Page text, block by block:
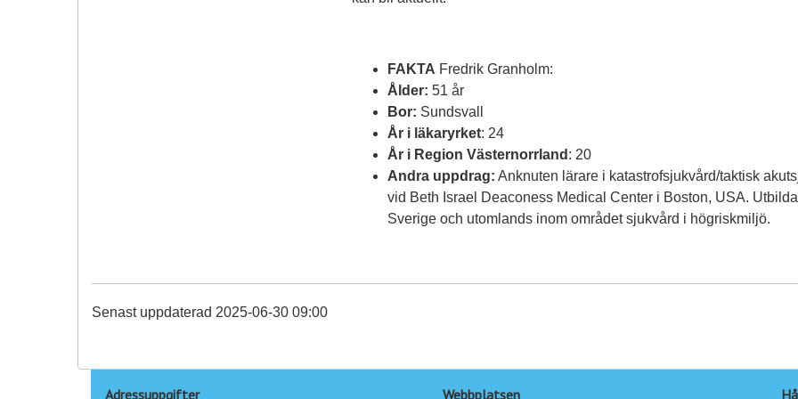
FAKTA Fredrik Granholm:
Ålder: 51 år
Bor: Sundsvall
År i läkaryrket: 24
År i Region Västernorrland : 20
Andra uppdrag: Anknuten lärare i katastrofsjukvård/taktisk
vid Beth Israel Deaconess Medical Center i Boston, USA.
Sverige och utomlands inom området sjukvård i högriskmiljö.
Senast uppdaterad 2025-06-30 09:00
Adressuppgifter Webbplatsen